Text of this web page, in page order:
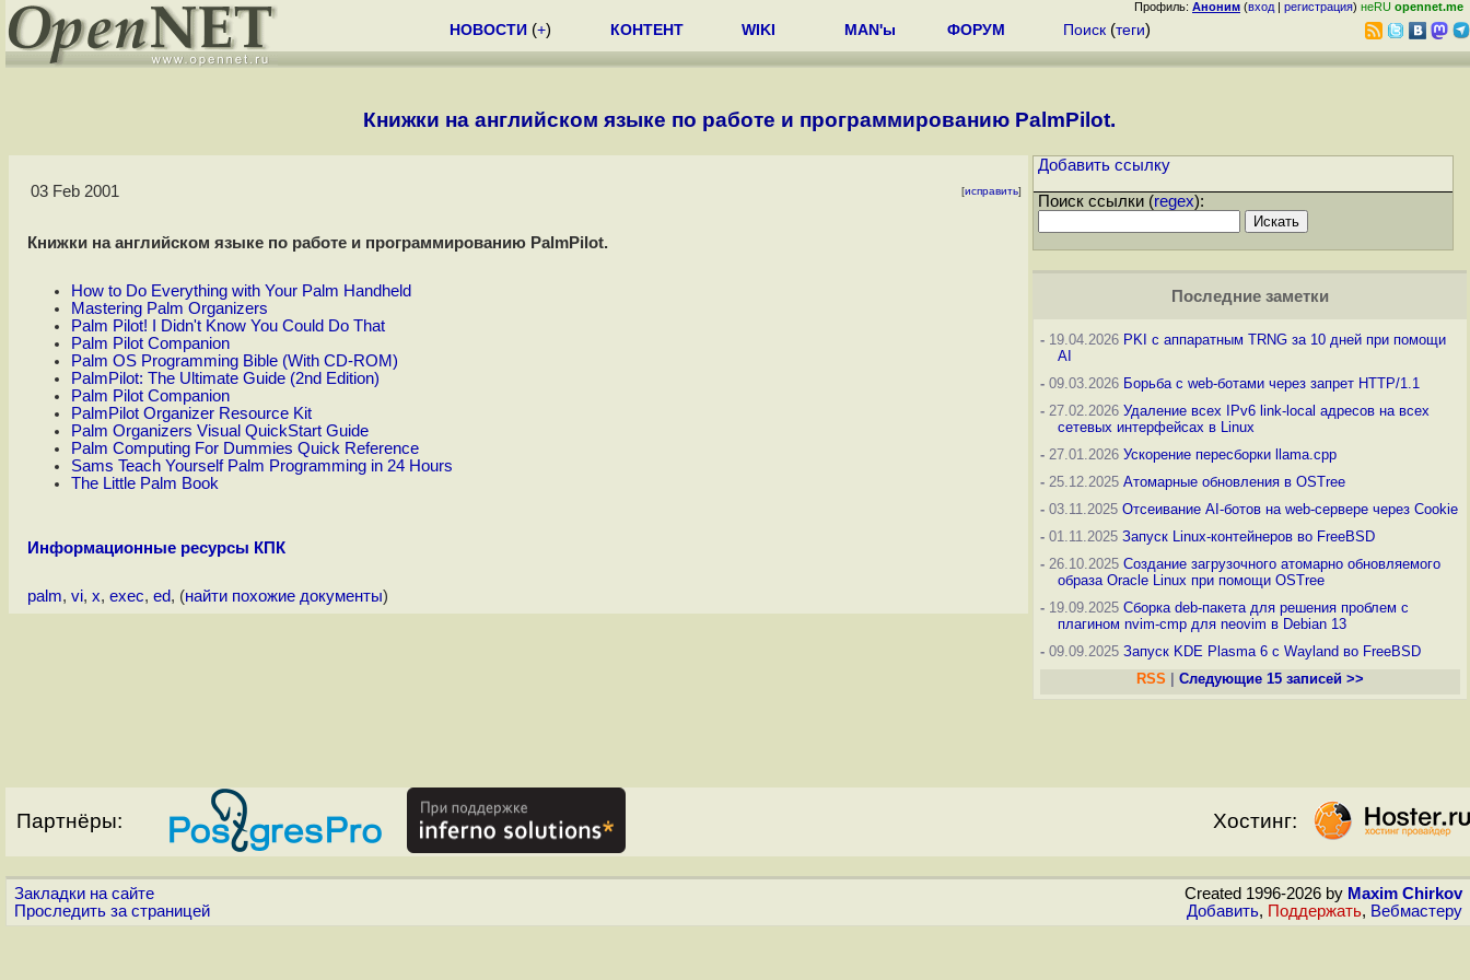
Профиль: Аноним (вход | регистрация) неRU opennet.me
НОВОСТИ (+) КОНТЕНТ WIKI MAN'ы ФОРУМ Поиск (теги)
Книжки на английском языке по работе и программированию PalmPilot.
03 Feb 2001 [исправить]
Книжки на английском языке по работе и программированию PalmPilot.
How to Do Everything with Your Palm Handheld
Mastering Palm Organizers
Palm Pilot! I Didn't Know You Could Do That
Palm Pilot Companion
Palm OS Programming Bible (With CD-ROM)
PalmPilot: The Ultimate Guide (2nd Edition)
Palm Pilot Companion
PalmPilot Organizer Resource Kit
Palm Organizers Visual QuickStart Guide
Palm Computing For Dummies Quick Reference
Sams Teach Yourself Palm Programming in 24 Hours
The Little Palm Book
Информационные ресурсы КПК
palm, vi, x, exec, ed, (найти похожие документы)
Добавить ссылку
Поиск ссылки (regex):
Последние заметки
- 19.04.2026 PKI с аппаратным TRNG за 10 дней при помощи
AI
- 09.03.2026 Борьба с web-ботами через запрет HTTP/1.1
- 27.02.2026 Удаление всех IPv6 link-local адресов на всех
сетевых интерфейсах в Linux
- 27.01.2026 Ускорение пересборки llama.cpp
- 25.12.2025 Атомарные обновления в OSTree
- 03.11.2025 Отсеивание AI-ботов на web-сервере через Cookie
- 01.11.2025 Запуск Linux-контейнеров во FreeBSD
- 26.10.2025 Создание загрузочного атомарно обновляемого
образа Oracle Linux при помощи OSTree
- 19.09.2025 Сборка deb-пакета для решения проблем с
плагином nvim-cmp для neovim в Debian 13
- 09.09.2025 Запуск KDE Plasma 6 с Wayland во FreeBSD
RSS
Следующие 15 записей >>
Партнёры: Хостинг:
Закладки на сайте
Проследить за страницей
Created 1996-2026 by Maxim Chirkov
Добавить, Поддержать, Вебмастеру